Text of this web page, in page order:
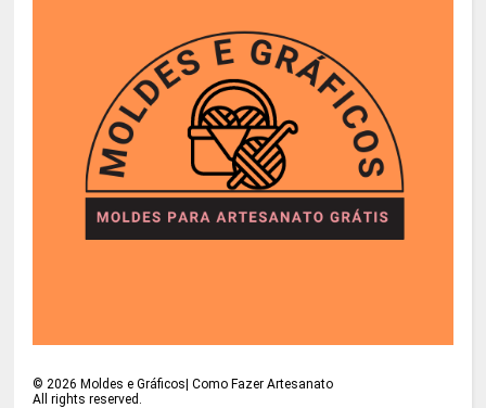
© 2026 Moldes e Gráficos| Como Fazer Artesanato
All rights reserved.